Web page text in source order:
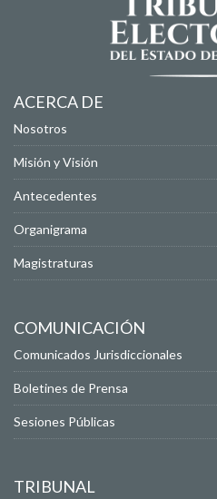
ACERCA DE
Nosotros
Misión y Visión
Antecedentes
Organigrama
Magistraturas
COMUNICACIÓN
Comunicados Jurisdiccionales
Boletines de Prensa
Sesiones Públicas
TRIBUNAL